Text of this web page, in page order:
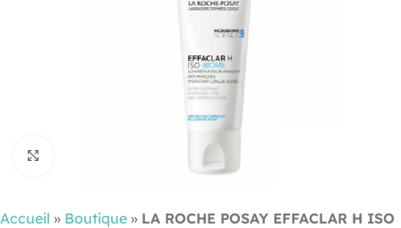
Accueil » Boutique » LA ROCHE POSAY EFFACLAR H ISO